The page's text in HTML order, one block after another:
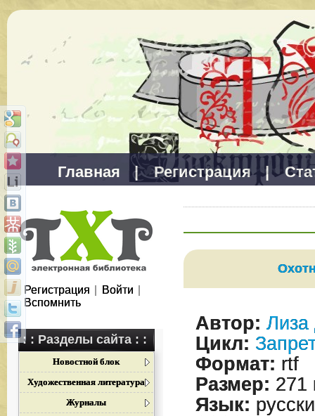
Главная | Регистрация |
Регистрация Войти
Вспомнить
: : Разделы сайта : :
Новостной блок
Художественная литература
Журналы
Автор:
Цикл:
Формат: rtf
Размер: 271
Язык: